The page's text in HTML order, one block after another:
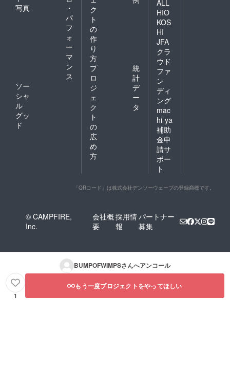
写真
・
パ
フ
ォ
ー
マ
ン
ス
ソー
シャ
ル
グッ
ド
ク
ト
の
作
り
方
プ
ロ
ジ
ェ
ク
ト
の
広
め
方
統
計
デ
ー
タ
ALL
HIO
KOS
HI
JFA
クラ
ウド
ファ
ン
ディ
ング
mac
hi-ya
補助
金申
請サ
ポー
ト
「QRコード」は株式会社デンソーウェーブの登録商標です。
© CAMPFIRE,
Inc.
会社概
要
採用情
報
パートナー
募集
BUMPOFWIMPSさんへアンコール
1
もう一度プロジェクトをやってほしい